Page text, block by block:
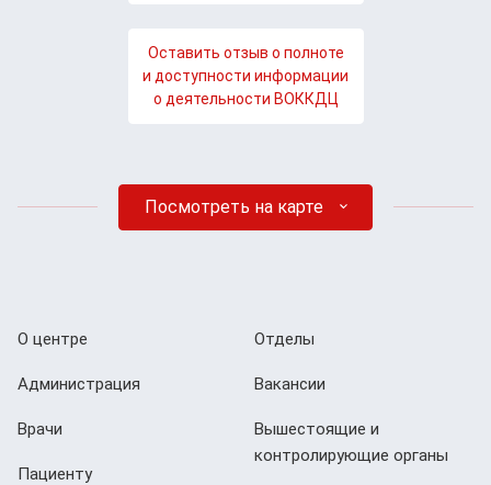
Оставить отзыв о полноте
и доступности информации
о деятельности ВОККДЦ
Посмотреть на карте
О центре
Администрация
Врачи
Пациенту
Отделы
Вакансии
Вышестоящие и
контролирующие органы